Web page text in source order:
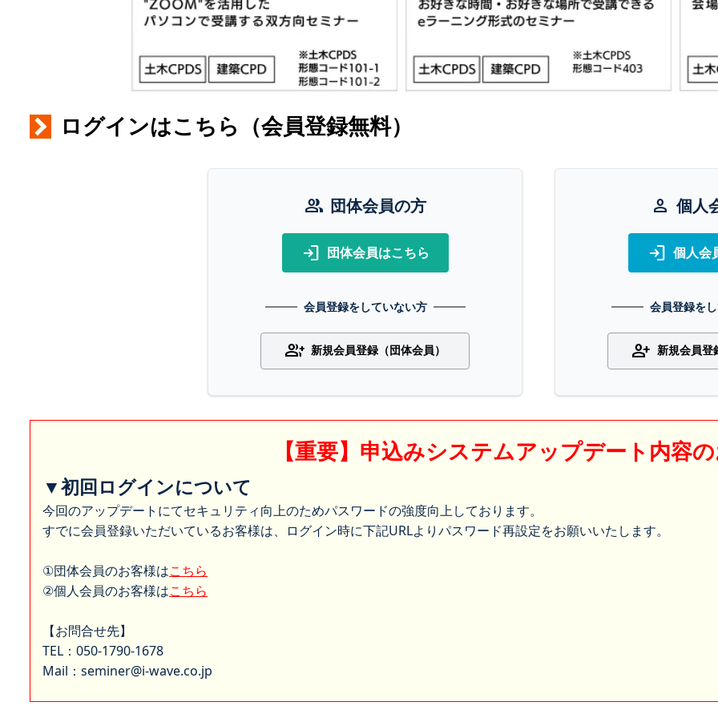
ログインはこちら（会員登録無料）
group 団体会員の方
login 団体会員はこちら
会員登録をしていない方
group_add 新規会員登録（団体会員）
person 個人
login 個人会
会員登録を
person_add 新規会員登
【重要】申込みシステムアップデート内容
▼初回ログインについて
今回のアップデートにてセキュリティ向上のためパスワードの強度向上しております。
すでに会員登録いただいているお客様は、ログイン時に下記URLよりパスワード再設定をお願いいたします。
①団体会員のお客様はこちら
②個人会員のお客様はこちら
【お問合せ先】
TEL：050-1790-1678
Mail：seminer@i-wave.co.jp